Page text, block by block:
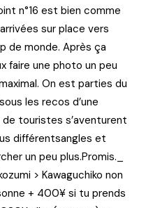
n°16 est bien comme
sur place vers
de monde. Après ça
faire une photo un peu
On est parties du
les recos d’une
touristes s’aventurent
différentsangles et
un peu plus.Promis._
> Kawaguchiko non
+ 400¥ si tu prends